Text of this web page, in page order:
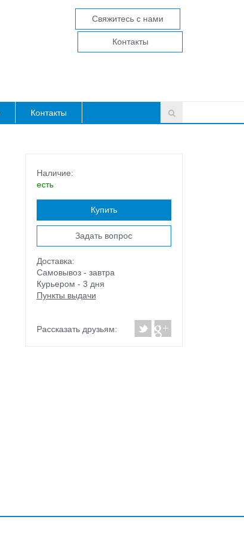
Свяжитесь с нами
Контакты
Контакты
Наличие:
есть
Купить
Задать вопрос
Доставка:
Самовывоз - завтра
Курьером - 3 дня
Пункты выдачи
Рассказать друзьям: